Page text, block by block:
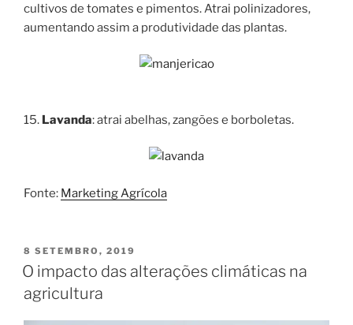
cultivos de tomates e pimentos. Atrai polinizadores,
aumentando assim a produtividade das plantas.
15. Lavanda: atrai abelhas, zangões e borboletas.
Fonte: Marketing Agrícola
PUBLICADO
EM
8 SETEMBRO, 2019
O impacto das alterações climáticas na
agricultura